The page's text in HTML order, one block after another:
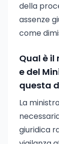
della
assenze
come
Qual è
e del
questa
La
giuridica